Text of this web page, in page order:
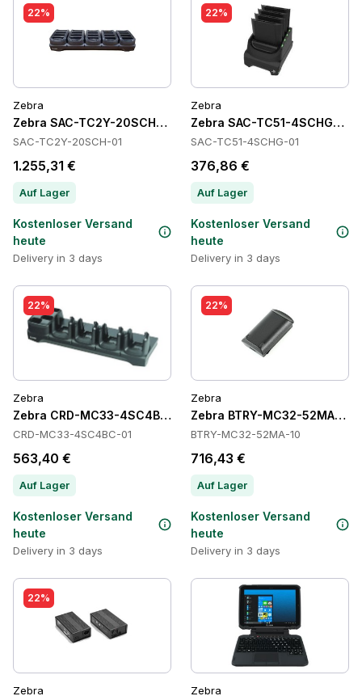
22%
Zebra
Zebra SAC-TC2Y-20SCH-01 Batteries
SAC-TC2Y-20SCH-01
1.255,31 €
Auf Lager
Kostenloser Versand
heute
Delivery in 3 days
22%
Zebra
Zebra SAC-TC51-4SCHG-01
SAC-TC51-4SCHG-01
376,86 €
Auf Lager
Kostenloser Versand
heute
Delivery in 3 days
22%
Zebra
Zebra CRD-MC33-4SC4BC-01 Cradles
CRD-MC33-4SC4BC-01
563,40 €
Auf Lager
Kostenloser Versand
heute
Delivery in 3 days
22%
Zebra
Zebra BTRY-MC32-52MA-10
BTRY-MC32-52MA-10
716,43 €
Auf Lager
Kostenloser Versand
heute
Delivery in 3 days
22%
Zebra Zebra